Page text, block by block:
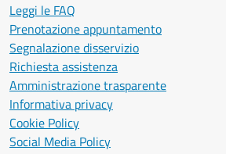
Leggi le FAQ
Prenotazione appuntamento
Segnalazione disservizio
Richiesta assistenza
Amministrazione trasparente
Informativa privacy
Cookie Policy
Social Media Policy